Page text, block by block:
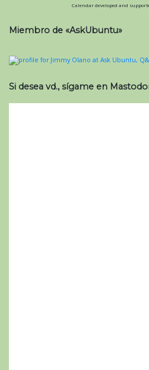
Calendar developed and
Miembro de «AskUbuntu»
Si desea vd., sígame en